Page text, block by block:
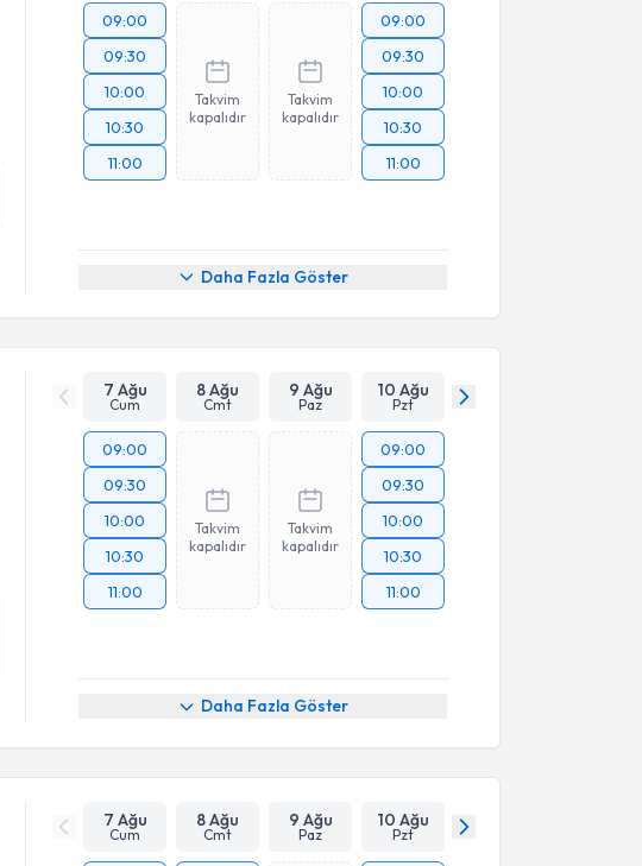
09:00
09:30
10:00
10:30
11:00
Takvim
kapalıdır
Takvim
kapalıdır
09:00
09:30
10:00
10:30
11:00
Daha Fazla Göster
7 Ağu
Cum
8 Ağu
Cmt
9 Ağu
Paz
10 Ağu
Pzt
09:00
09:30
10:00
10:30
11:00
Takvim
kapalıdır
Takvim
kapalıdır
09:00
09:30
10:00
10:30
11:00
Daha Fazla Göster
7 Ağu
Cum
8 Ağu
Cmt
9 Ağu
Paz
10 Ağu
Pzt